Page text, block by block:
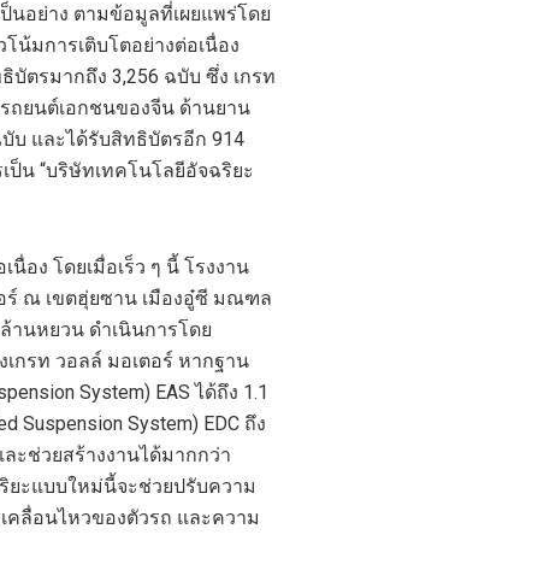
นอย่าง ตามข้อมูลที่เผยแพร่โดย
น้มการเติบโตอย่างต่อเนื่อง
ตรมากถึง 3,256 ฉบับ ซึ่ง เกรท
ถยนต์เอกชนของจีน ด้านยาน
บ และได้รับสิทธิบัตรอีก 914
น “บริษัทเทคโนโลยีอัจฉริยะ
อง โดยเมื่อเร็ว ๆ นี้ โรงงาน
ร์ ณ เขตฮุ่ยซาน เมืองอู๋ซี มณฑล
านหยวน ดำเนินการโดย
เกรท วอลล์ มอเตอร์ หากฐาน
System) EAS ได้ถึง 1.1
System) EDC ถึง
ะช่วยสร้างงานได้มากกว่า
ยะแบบใหม่นี้จะช่วยปรับความ
คลื่อนไหวของตัวรถ และความ